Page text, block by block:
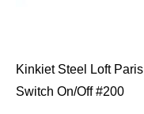
Nawigacja
Kinkiet Steel Loft Paris
Switch On/Off #200